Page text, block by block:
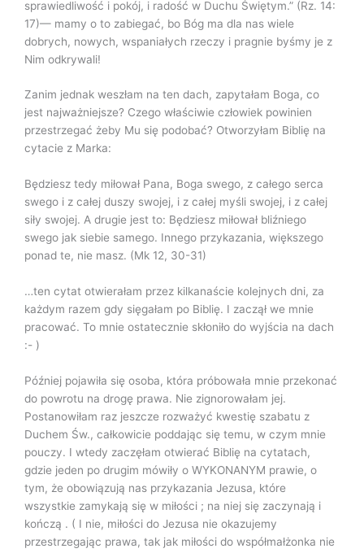
sprawiedliwość i pokój, i radość w Duchu Świętym.” (Rz. 14:
17)— mamy o to zabiegać, bo Bóg ma dla nas wiele
dobrych, nowych, wspaniałych rzeczy i pragnie byśmy je z
Nim odkrywali!
Zanim jednak weszłam na ten dach, zapytałam Boga, co
jest najważniejsze? Czego właściwie człowiek powinien
przestrzegać żeby Mu się podobać? Otworzyłam Biblię na
cytacie z Marka:
Będziesz tedy miłował Pana, Boga swego, z całego serca
swego i z całej duszy swojej, i z całej myśli swojej, i z całej
siły swojej. A drugie jest to: Będziesz miłował bliźniego
swego jak siebie samego. Innego przykazania, większego
ponad te, nie masz. (Mk 12, 30-31)
…ten cytat otwierałam przez kilkanaście kolejnych dni, za
każdym razem gdy sięgałam po Biblię. I zaczął we mnie
pracować. To mnie ostatecznie skłoniło do wyjścia na dach
:- )
Później pojawiła się osoba, która próbowała mnie przekonać
do powrotu na drogę prawa. Nie zignorowałam jej.
Postanowiłam raz jeszcze rozważyć kwestię szabatu z
Duchem Św., całkowicie poddając się temu, w czym mnie
pouczy. I wtedy zaczęłam otwierać Biblię na cytatach,
gdzie jeden po drugim mówiły o WYKONANYM prawie, o
tym, że obowiązują nas przykazania Jezusa, które
wszystkie zamykają się w miłości ; na niej się zaczynają i
kończą . ( I nie, miłości do Jezusa nie okazujemy
przestrzegając prawa, tak jak miłości do współmałżonka nie